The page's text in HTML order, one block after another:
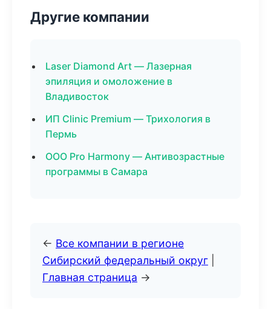
Другие компании
Laser Diamond Art — Лазерная
эпиляция и омоложение в
Владивосток
ИП Clinic Premium — Трихология в
Пермь
ООО Pro Harmony — Антивозрастные
программы в Самара
← Все компании в регионе
Сибирский федеральный округ
Главная страница →